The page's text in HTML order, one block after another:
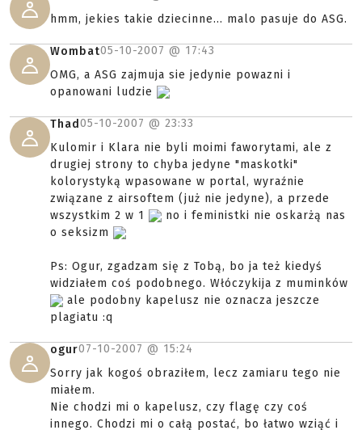
hmm, jekies takie dziecinne... malo pasuje do ASG.
Wombat05-10-2007 @ 17:43
OMG, a ASG zajmuja sie jedynie powazni i
opanowani ludzie
Thad05-10-2007 @ 23:33
Kulomir i Klara nie byli moimi faworytami, ale z
drugiej strony to chyba jedyne "maskotki"
kolorystyką wpasowane w portal, wyraźnie
związane z airsoftem (już nie jedyne), a przede
wszystkim 2 w 1
no i feministki nie oskarżą nas
o seksizm
Ps: Ogur, zgadzam się z Tobą, bo ja też kiedyś
widziałem coś podobnego. Włóczykija z muminków
ale podobny kapelusz nie oznacza jeszcze
plagiatu :q
ogur07-10-2007 @ 15:24
Sorry jak kogoś obraziłem, lecz zamiaru tego nie
miałem.
Nie chodzi mi o kapelusz, czy flagę czy coś
innego. Chodzi mi o całą postać, bo łatwo wziąć i